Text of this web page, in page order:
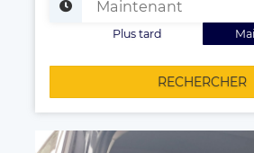
Plus tard
RECHERCHER